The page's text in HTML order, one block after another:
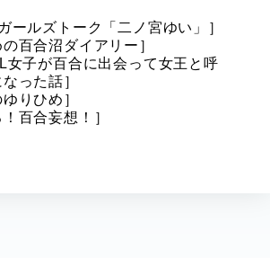
ールズトーク「二ノ宮ゆい」］
の百合沼ダイアリー］
女子が百合に出会って女王と呼
った話］
りひめ］
百合妄想！］